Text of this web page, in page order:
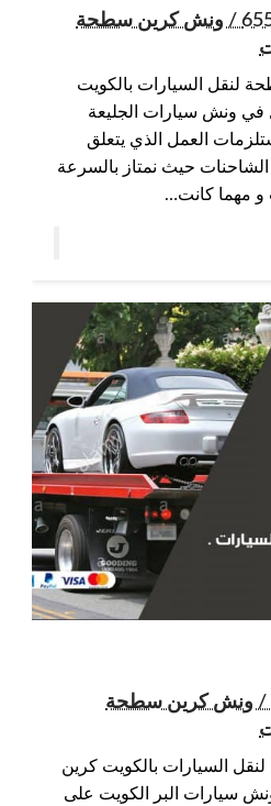
ونش الجليعة / 65557275 / ونش كرين سطحة
لنقل السيارات بالكويت
ونش سيارات الجليعة
العمل الذي يتعلق
حيث نمتاز بالسرعة
و مهما كانت…
ونش البر / 65557275 / ونش كرين سطحة
السيارات بالكويت كرين
سيارات البر الكويت على